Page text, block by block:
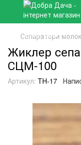
Сепаратори
Жиклер
СЦМ-100
Артикул: TH-17